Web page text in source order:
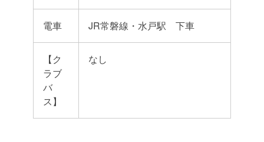
電車 JR常磐線・水戸駅 下車
【ク
ラブ
バ
ス】
なし